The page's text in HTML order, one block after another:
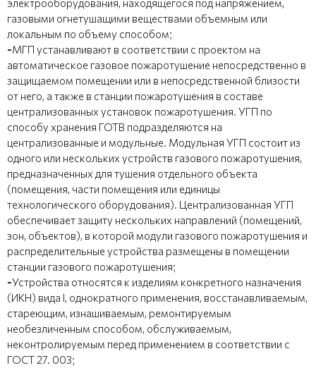
электрооборудования, находящегося под напряжением,
газовыми огнетушащими веществами объемным или
локальным по объему способом;
-МГП устанавливают в соответствии с проектом на
автоматическое газовое пожаротушение непосредственно в
защищаемом помещении или в непосредственной близости
от него, а также в станции пожаротушения в составе
централизованных установок пожаротушения. УГП по
способу хранения ГОТВ подразделяются на
централизованные и модульные. Модульная УГП состоит из
одного или нескольких устройств газового пожаротушения,
предназначенных для тушения отдельного объекта
(помещения, части помещения или единицы
технологического оборудования). Централизованная УГП
обеспечивает защиту нескольких направлений (помещений,
зон, объектов), в которой модули газового пожаротушения и
распределительные устройства размещены в помещении
станции газового пожаротушения;
-Устройства относятся к изделиям конкретного назначения
(ИКН) вида I, однократного применения, восстанавливаемым,
стареющим, изнашиваемым, ремонтируемым
необезличенным способом, обслуживаемым,
неконтролируемым перед применением в соответствии с
ГОСТ 27. 003;